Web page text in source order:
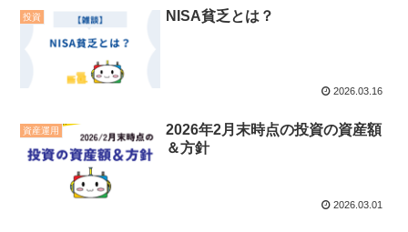
投資 NISA貧乏とは？
2026.03.16
資産運用
2026年2月末時点の投資の資産額
＆方針
2026.03.01